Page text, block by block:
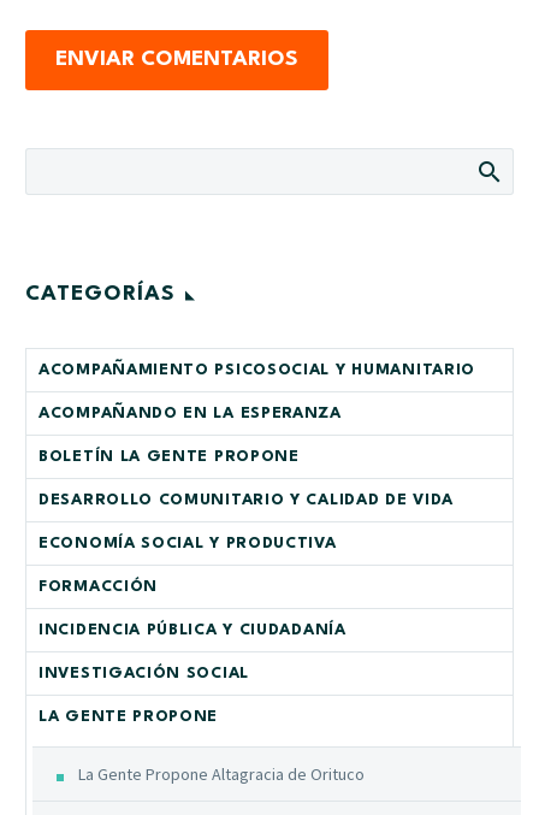
ENVIAR COMENTARIOS
CATEGORÍAS
ACOMPAÑAMIENTO PSICOSOCIAL Y HUMANITARIO
ACOMPAÑANDO EN LA ESPERANZA
BOLETÍN LA GENTE PROPONE
DESARROLLO COMUNITARIO Y CALIDAD DE VIDA
ECONOMÍA SOCIAL Y PRODUCTIVA
FORMACCIÓN
INCIDENCIA PÚBLICA Y CIUDADANÍA
INVESTIGACIÓN SOCIAL
LA GENTE PROPONE
La Gente Propone Altagracia de Orituco